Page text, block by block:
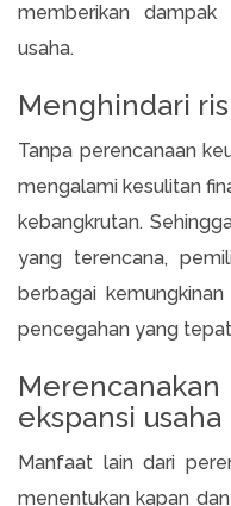
memberikan
usaha.
Menghindari
Tanpa perencanaan
mengalami kesulitan
kebangkrutan.
yang terencana,
berbagai
pencegahan yang
ekspansi usaha
Manfaat lain dari
menentukan kapan